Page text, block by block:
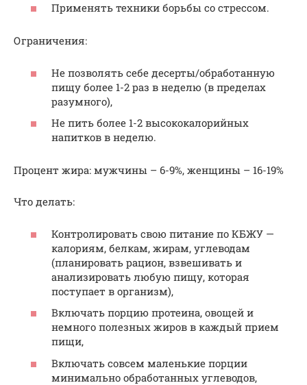
Применять техники борьбы со стрессом.
Ограничения:
Не позволять себе десерты/обработанную
пищу более 1-2 раз в неделю (в пределах
разумного),
Не пить более 1-2 высококалорийных
напитков в неделю.
Процент жира: мужчины – 6-9%, женщины – 16-19%
Что делать:
Контролировать свою питание по КБЖУ —
калориям, белкам, жирам, углеводам
(планировать рацион, взвешивать и
анализировать любую пищу, которая
поступает в организм),
Включать порцию протеина, овощей и
немного полезных жиров в каждый прием
пищи,
Включать совсем маленькие порции
минимально обработанных углеводов,